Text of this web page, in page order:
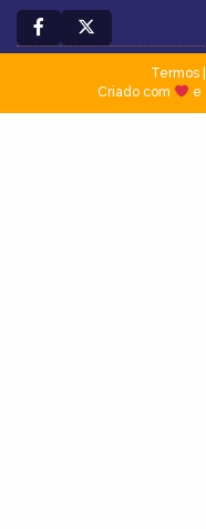
Termos|
Criado com
e